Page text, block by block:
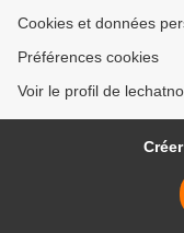
Cookies et données
Préférences cookies
Voir le profil de